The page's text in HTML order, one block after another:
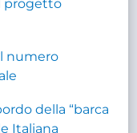
progetto
numero
della “barca
Italiana